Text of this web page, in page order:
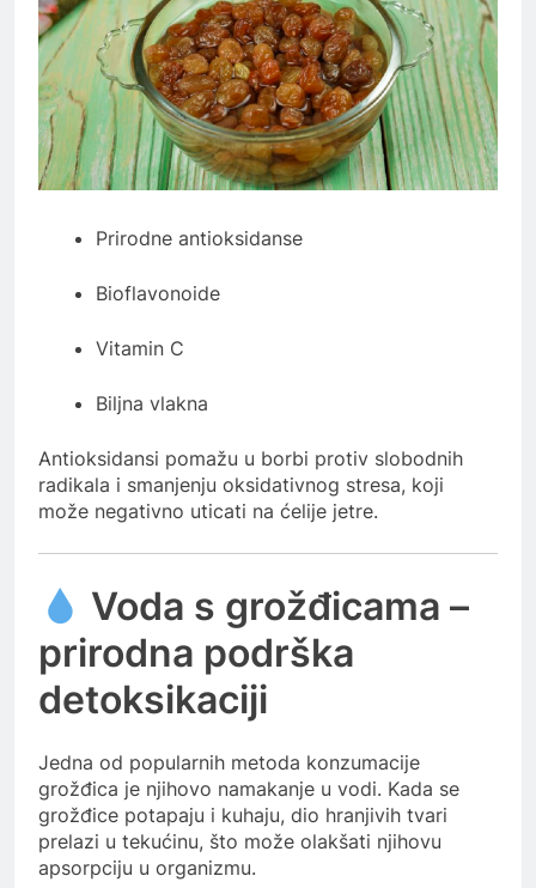
Prirodne antioksidanse
Bioflavonoide
Vitamin C
Biljna vlakna
Antioksidansi pomažu u borbi protiv slobodnih
radikala i smanjenju oksidativnog stresa, koji
može negativno uticati na ćelije jetre.
Voda s grožđicama –
prirodna podrška
detoksikaciji
Jedna od popularnih metoda konzumacije
grožđica je njihovo namakanje u vodi. Kada se
grožđice potapaju i kuhaju, dio hranjivih tvari
prelazi u tekućinu, što može olakšati njihovu
apsorpciju u organizmu.